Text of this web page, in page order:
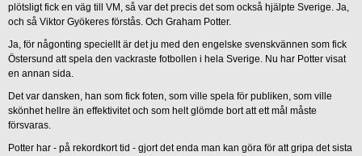
plötsligt fick en väg till VM, så var det precis det som också hjälpte Sverige. Ja,
och så Viktor Gyökeres förstås. Och Graham Potter.
Ja, för någonting speciellt är det ju med den engelske svenskvännen som fick
Östersund att spela den vackraste fotbollen i hela Sverige. Nu har Potter visat
en annan sida.
Det var dansken, han som fick foten, som ville spela för publiken, som ville
skönhet hellre än effektivitet och som helt glömde bort att ett mål måste
försvaras.
Potter har - på rekordkort tid - gjort det enda man kan göra för att gripa det sista